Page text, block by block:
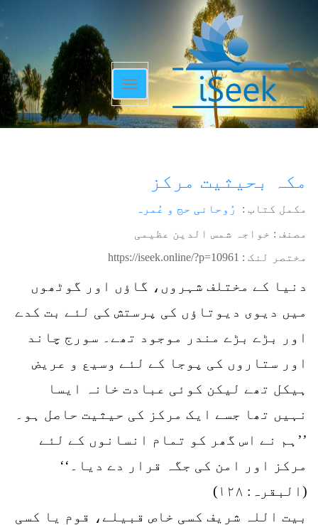
Toggle
navigation
مکہ بحیثیت مرکز
مکمل کتاب : رُوحانی حج و عُمرہ
مصنف : خواجہ شمس الدین عظیمی
مختصر لنک : https://iseek.online/?p=10961
دنیا کے مختلف شہروں، گاؤں اور گوٹھوں
میں دیوی دیوتاؤں کی پرستش کی لئے بت کدے
اور بڑے بڑے مندر موجود تھے۔ سورج چاند
اور ستاروں کی پوجا کے لئے وسیع و عریض
ہیکل تھے لیکن کوئی عبادت خانہ ایسا
نہیں تھا جسے ایک مرکز کی حیثیت حاصل ہو۔
’’ہم نے اس گھر کو تمام انسانوں کے لئے
مرکز اور امن کی جگہ قرار دے دیا۔‘‘
(البقرہ: ۱۲۸)
بیت اللہ شریف کسی خاص قبیلے، قوم یا کسی